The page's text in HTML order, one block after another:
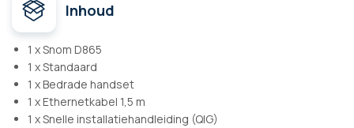
Inhoud
1 x Snom D865
1 x Standaard
1 x Bedrade handset
1 x Ethernetkabel 1,5 m
1 x Snelle installatiehandleiding (QIG)